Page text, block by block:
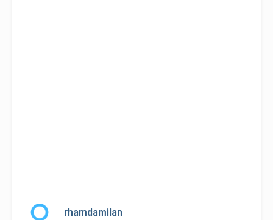
rhamdamilan